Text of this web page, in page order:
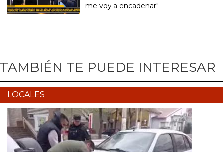
me voy a encadenar"
TAMBIÉN TE PUEDE INTERESAR
LOCALES